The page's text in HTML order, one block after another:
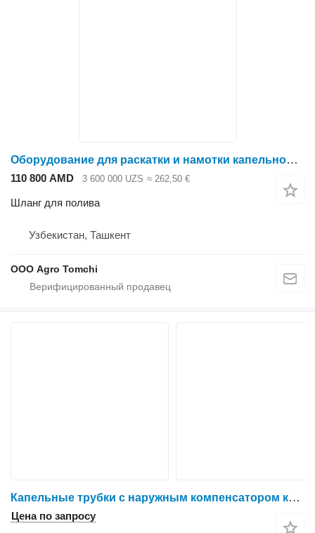
Оборудование для раскатки и намотки капельной ленты
110 800 AMD 3 600 000 UZS ≈ 262,50 €
Шланг для полива
Узбекистан, Ташкент
ООО Agro Tomchi
Капельные трубки с наружным компенсатором капли
Цена по запросу